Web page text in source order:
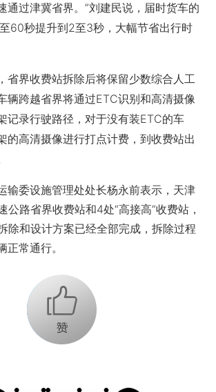
通过津冀省界。”刘建民说，届时货车的
60秒提升到2至3秒，大幅节省出行时
界收费站拆除后将保留少数综合人工
辆跨越省界将通过ETC识别和高清摄像
记录行驶路径，对于没有装ETC的车
的高清摄像进行打点计费，到收费站出
委设施管理处处长杨永前表示，天津
公路省界收费站和4处“高接高”收费站，
除和设计方案已经全部完成，拆除过程
正常通行。
+1